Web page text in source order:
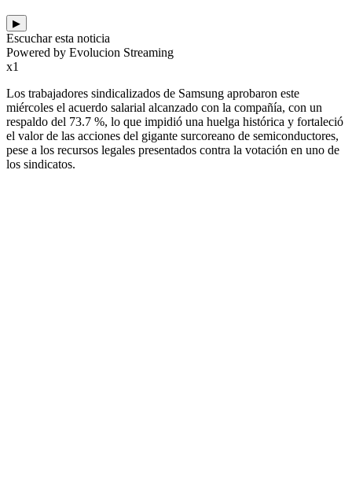
▶
Escuchar esta noticia
Powered by Evolucion Streaming
x1
Los trabajadores sindicalizados de Samsung aprobaron este
miércoles el acuerdo salarial alcanzado con la compañía, con un
respaldo del 73.7 %, lo que impidió una huelga histórica y fortaleció
el valor de las acciones del gigante surcoreano de semiconductores,
pese a los recursos legales presentados contra la votación en uno de
los sindicatos.